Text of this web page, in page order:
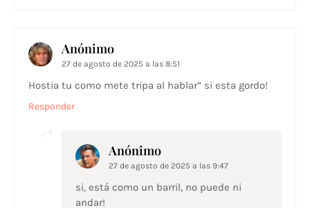
Anónimo
27 de agosto de 2025 a las 8:51
Hostia tu como mete tripa al hablar” si esta gordo!
Responder
Anónimo
27 de agosto de 2025 a las 9:47
si, está como un barril, no puede ni
andar!